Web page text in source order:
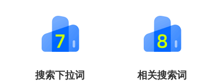
搜索下拉词 相关搜索词